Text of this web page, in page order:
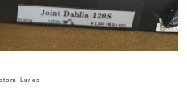
Lures